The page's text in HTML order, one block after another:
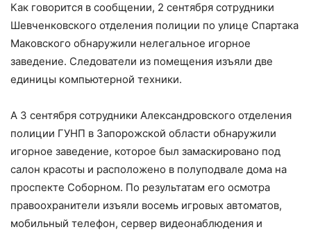
Как говорится в сообщении, 2 сентября сотрудники
Шевченковского отделения полиции по улице Спартака
Маковского обнаружили нелегальное игорное
заведение. Следователи из помещения изъяли две
единицы компьютерной техники.
А 3 сентября сотрудники Александровского отделения
полиции ГУНП в Запорожской области обнаружили
игорное заведение, которое был замаскировано под
салон красоты и расположено в полуподвале дома на
проспекте Соборном. По результатам его осмотра
правоохранители изъяли восемь игровых автоматов,
мобильный телефон, сервер видеонаблюдения и